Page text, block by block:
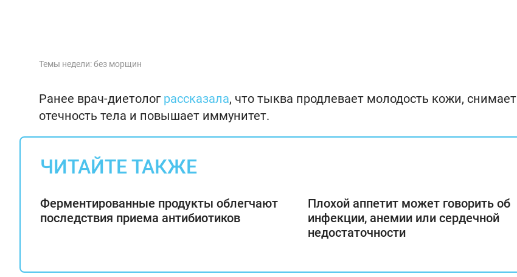
Темы недели: без морщин
Ранее врач-диетолог рассказала, что тыква продлевает молодость кожи, снимает
отечность тела и повышает иммунитет.
ЧИТАЙТЕ ТАКЖЕ
Ферментированные продукты облегчают
последствия приема антибиотиков
Плохой аппетит может говорить об
инфекции, анемии или сердечной
недостаточности